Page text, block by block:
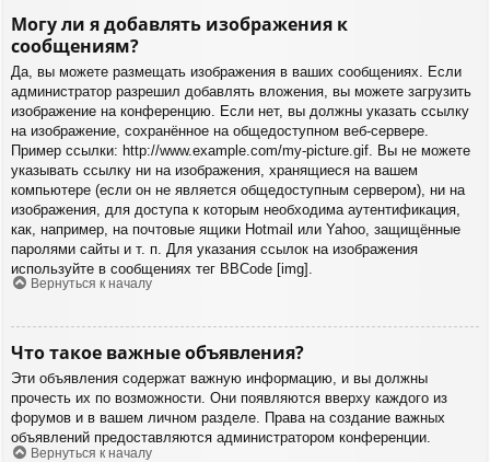
Могу ли я добавлять изображения к
сообщениям?
Да, вы можете размещать изображения в ваших сообщениях. Если
администратор разрешил добавлять вложения, вы можете загрузить
изображение на конференцию. Если нет, вы должны указать ссылку
на изображение, сохранённое на общедоступном веб-сервере.
Пример ссылки: http://www.example.com/my-picture.gif. Вы не можете
указывать ссылку ни на изображения, хранящиеся на вашем
компьютере (если он не является общедоступным сервером), ни на
изображения, для доступа к которым необходима аутентификация,
как, например, на почтовые ящики Hotmail или Yahoo, защищённые
паролями сайты и т. п. Для указания ссылок на изображения
используйте в сообщениях тег BBCode [img].
Вернуться к началу
Что такое важные объявления?
Эти объявления содержат важную информацию, и вы должны
прочесть их по возможности. Они появляются вверху каждого из
форумов и в вашем личном разделе. Права на создание важных
объявлений предоставляются администратором конференции.
Вернуться к началу